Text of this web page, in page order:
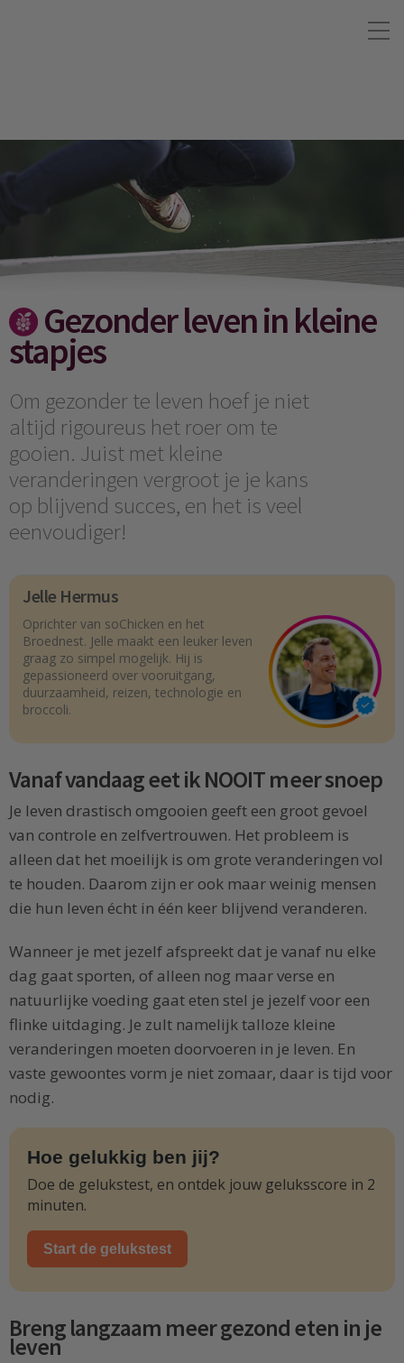
Gezonder leven in kleine
stapjes
Om gezonder te leven hoef je niet
altijd rigoureus het roer om te
gooien. Juist met kleine
veranderingen vergroot je je kans
op blijvend succes, en het is veel
eenvoudiger!
Jelle Hermus
Oprichter van soChicken en het
Broednest. Jelle maakt een leuker leven
graag zo simpel mogelijk. Hij is
gepassioneerd over vooruitgang,
duurzaamheid, reizen, technologie en
broccoli.
Vanaf vandaag eet ik NOOIT meer snoep
Je leven drastisch omgooien geeft een groot gevoel
van controle en zelfvertrouwen. Het probleem is
alleen dat het moeilijk is om grote veranderingen vol
te houden. Daarom zijn er ook maar weinig mensen
die hun leven écht in één keer blijvend veranderen.
Wanneer je met jezelf afspreekt dat je vanaf nu elke
dag gaat sporten, of alleen nog maar verse en
natuurlijke voeding gaat eten stel je jezelf voor een
flinke uitdaging. Je zult namelijk talloze kleine
veranderingen moeten doorvoeren in je leven. En
vaste gewoontes vorm je niet zomaar, daar is tijd voor
nodig.
Hoe gelukkig ben jij?
Doe de gelukstest, en ontdek jouw geluksscore in 2
minuten.
Start de gelukstest
Breng langzaam meer gezond eten in je
leven